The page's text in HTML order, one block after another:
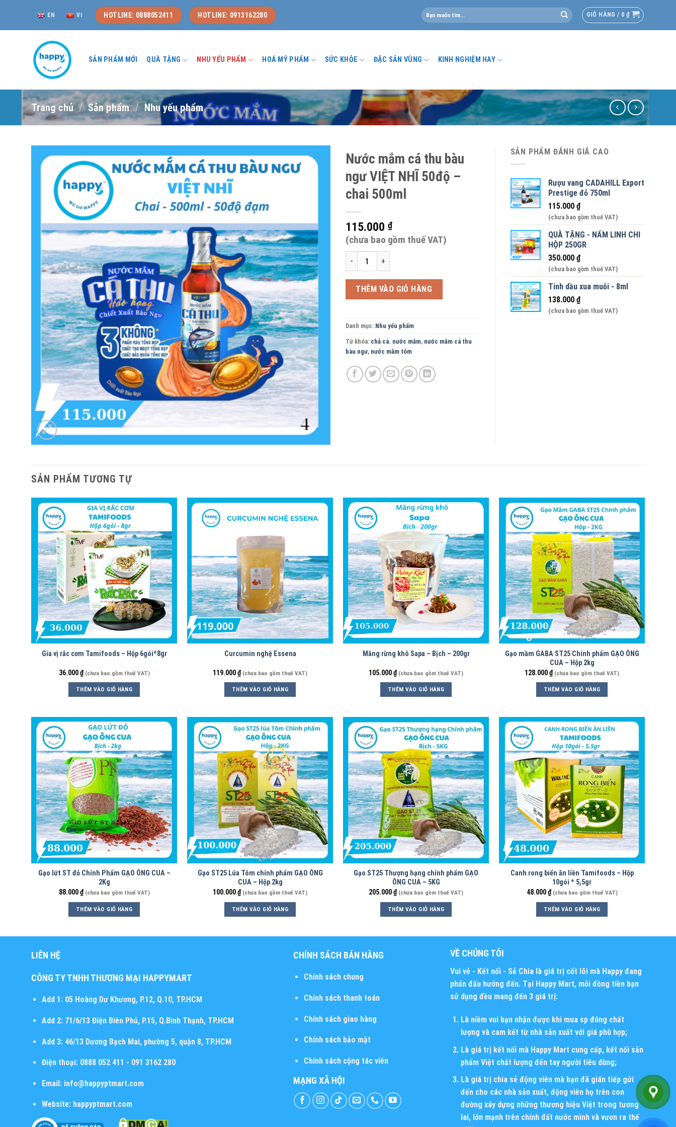
content
EN VI HOTLINE: 0888052411 HOTLINE: 0913162280
Tìm
kiếm:
GIỎ HÀNG / 0 ₫
SẢN PHẨM MỚI QUÀ TẶNG NHU YẾU PHẨM HOÁ MỸ PHẨM SỨC KHỎE ĐẶC SẢN VÙNG KINH NGHIỆM HAY
Trang chủ / Sản phẩm / Nhu yếu phẩm
Nước mắm cá thu bàu
ngư VIỆT NHĨ 50độ –
chai 500ml
115.000 ₫
(chưa bao gồm thuế VAT)
Nước mắm cá thu bàu ngư VIỆT NHĨ 50độ - chai 500ml số lượng
THÊM VÀO GIỎ HÀNG
Danh mục: Nhu yếu phẩm
Từ khóa: chả cá. nước mắm, nước mắm cá thu
bàu ngư, nước mắm tôm
SẢN PHẨM ĐÁNH GIÁ CAO
Rượu vang CADAHILL Export
Prestige đỏ 750ml
115.000 ₫
(chưa bao gồm thuế VAT)
QUÀ TẶNG - NẤM LINH CHI
HỘP 250GR
350.000 ₫
(chưa bao gồm thuế VAT)
Tinh dầu xua muỗi - 8ml
138.000 ₫
(chưa bao gồm thuế VAT)
SẢN PHẨM TƯƠNG TỰ
Gia vị rắc cơm Tamifoods – Hộp 6gói*8gr
36.000₫ (chưa bao gồm thuế VAT)
THÊM VÀO GIỎ HÀNG
Curcumin nghệ Essena
119.000₫ (chưa bao gồm thuế VAT)
THÊM VÀO GIỎ HÀNG
Măng rừng khô Sapa – Bịch – 200gr
105.000₫ (chưa bao gồm thuế VAT)
THÊM VÀO GIỎ HÀNG
Gạo mầm GABA ST25 Chính phẩm GẠO ÔNG
CUA – Hộp 2kg
128.000₫ (chưa bao gồm thuế VAT)
THÊM VÀO GIỎ HÀNG
Gạo lứt ST đỏ Chính Phẩm GẠO ÔNG CUA –
2Kg
88.000₫ (chưa bao gồm thuế VAT)
THÊM VÀO GIỎ HÀNG
Gạo ST25 Lúa Tôm chính phẩm GẠO ÔNG
CUA – Hộp 2kg
100.000₫ (chưa bao gồm thuế VAT)
THÊM VÀO GIỎ HÀNG
Gạo ST25 Thượng hạng chính phẩm GẠO
ÔNG CUA – 5KG
205.000₫ (chưa bao gồm thuế VAT)
THÊM VÀO GIỎ HÀNG
Canh rong biển ăn liền Tamifoods – Hộp
10gói * 5,5gr
48.000₫ (chưa bao gồm thuế VAT)
THÊM VÀO GIỎ HÀNG
LIÊN HỆ
CÔNG TY TNHH THƯƠNG MẠI HAPPYMART
Add 1:05 Hoàng Dư Khương, P.12, Q.10, TP.HCM
Add 2:71/6/13 Điện Biên Phủ, P.15, Q.Bình Thạnh, TP.HCM
Add 3:46/13 Dương Bạch Mai, phường 5, quận 8, TP.HCM
Điện thoại:0888 052 411 - 091 3162 280
Email:info@happyptmart.com
Website: happyptmart.com
CHÍNH SÁCH BÁN HÀNG
Chính sách chung
Chính sách thanh toán
Chính sách giao hàng
Chính sách bảo mật
Chính sách cộng tác viên
MẠNG XÃ HỘI
VỀ CHÚNG TÔI
Vui vẻ - Kết nối - Sẻ Chia là giá trị cốt lõi mà Happy đang
phấn đấu hướng đến. Tại Happy Mart, mỗi đồng tiền bạn
sử dụng đều mang đến 3 giá trị:
Là niềm vui bạn nhận được khi mua sp đúng chất
lượng và cam kết từ nhà sản xuất với giá phù hợp;
Là giá trị kết nối mà Happy Mart cung cấp, kết nối sản
phẩm Việt chất lượng đến tay người tiêu dùng;
Là giá trị chia sẻ động viên mà bạn đã gián tiếp gửi
đến cho các nhà sản xuất, động viên họ trên con
đường xây dựng những thương hiệu Việt trong tương
lai, lớn mạnh trên chính đất nước mình và vươn ra thế